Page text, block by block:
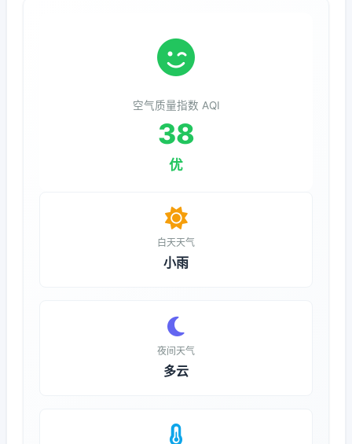
空气质量指数 AQI
38
优
白天天气
小雨
夜间天气
多云